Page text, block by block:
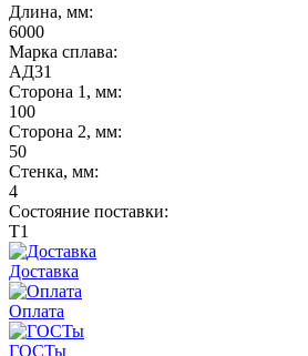
Длина, мм:
6000
Марка сплава:
АД31
Сторона 1, мм:
100
Сторона 2, мм:
50
Стенка, мм:
4
Состояние поставки:
Т1
Доставка
Оплата
ГОСТы